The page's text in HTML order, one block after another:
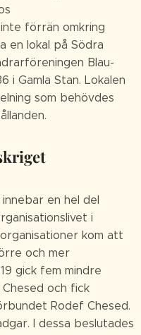
förrän omkring
en lokal på Södra
Blau-
i Gamla Stan. Lokalen
som behövdes
en hel del
i
kom att
och mer
gick fem mindre
och fick
Rodef Chesed.
I dessa beslutades